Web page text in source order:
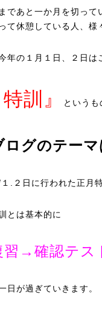
であと一か月を切っ
て休憩している人、様
年の１月１日、２日は
訓』 というも
ログのテーマ
.２日に行われた正月
とは基本的に
→確認テス
日が過ぎていきます。